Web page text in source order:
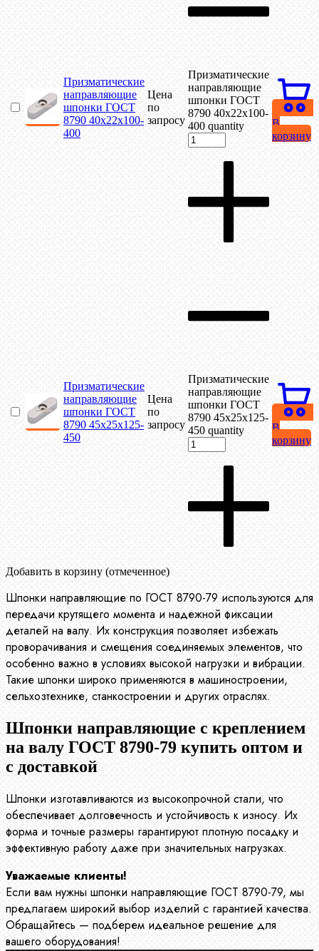
Призматические
направляющие
шпонки ГОСТ
8790 40х22х100-
400
Цена
по
запросу
Призматические
направляющие
шпонки ГОСТ
8790 40х22х100-
400 quantity
В
корзину
Призматические
направляющие
шпонки ГОСТ
8790 45х25х125-
450
Цена
по
запросу
Призматические
направляющие
шпонки ГОСТ
8790 45х25х125-
450 quantity
В
корзину
Добавить в корзину (отмеченное)
Шпонки направляющие по ГОСТ 8790-79 используются для
передачи крутящего момента и надежной фиксации
деталей на валу. Их конструкция позволяет избежать
проворачивания и смещения соединяемых элементов, что
особенно важно в условиях высокой нагрузки и вибрации.
Такие шпонки широко применяются в машиностроении,
сельхозтехнике, станкостроении и других отраслях.
Шпонки направляющие с креплением
на валу ГОСТ 8790-79 купить оптом и
с доставкой
Шпонки изготавливаются из высокопрочной стали, что
обеспечивает долговечность и устойчивость к износу. Их
форма и точные размеры гарантируют плотную посадку и
эффективную работу даже при значительных нагрузках.
Уважаемые клиенты!
Если вам нужны шпонки направляющие ГОСТ 8790-79, мы
предлагаем широкий выбор изделий с гарантией качества.
Обращайтесь — подберем идеальное решение для
вашего оборудования!